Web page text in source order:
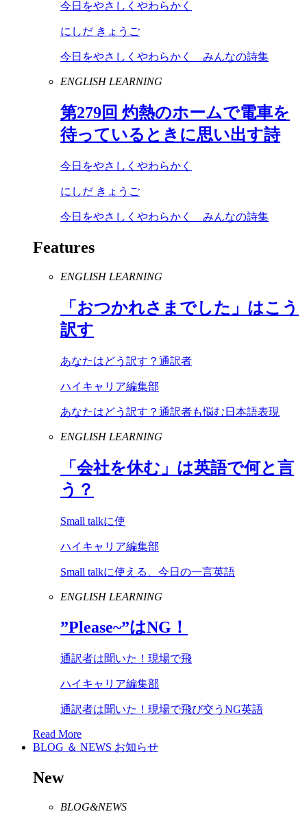
今日をやさしくやわらかく
にしだ きょうご
今日をやさしくやわらかく みんなの詩集
ENGLISH LEARNING
第279回 灼熱のホームで電車を
待っているときに思い出す詩
今日をやさしくやわらかく
にしだ きょうご
今日をやさしくやわらかく みんなの詩集
Features
ENGLISH LEARNING
「おつかれさまでした」はこう
訳す
あなたはどう訳す？通訳者
ハイキャリア編集部
あなたはどう訳す？通訳者も悩む日本語表現
ENGLISH LEARNING
「会社を休む」は英語で何と言
う？
Small talkに使
ハイキャリア編集部
Small talkに使える、今日の一言英語
ENGLISH LEARNING
”Please~”はNG ！
通訳者は聞いた！現場で飛
ハイキャリア編集部
通訳者は聞いた！現場で飛び交うNG英語
Read More
BLOG ＆ NEWS お知らせ
New
BLOG&NEWS